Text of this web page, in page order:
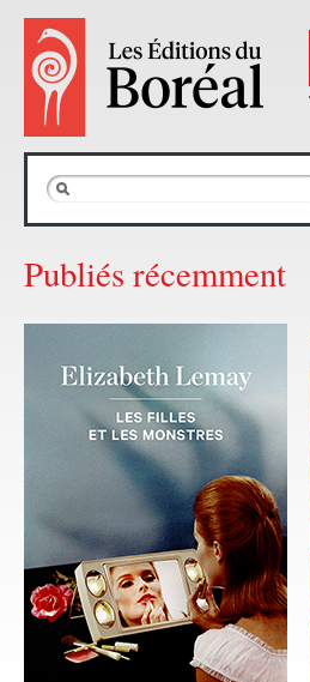
Publiés récemment